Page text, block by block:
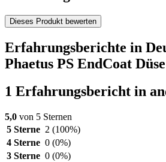
Dieses Produkt bewerten
Erfahrungsberichte in
Phaetus PS EndCoat Düse
1 Erfahrungsbericht in
5,0 von 5 Sternen
5 Sterne 2 (100%)
4 Sterne 0 (0%)
3 Sterne 0 (0%)